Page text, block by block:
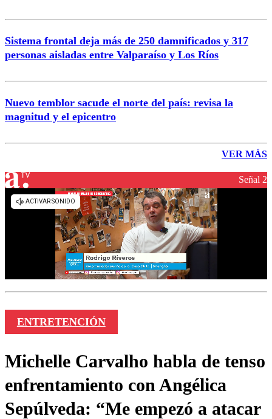
Sistema frontal deja más de 250 damnificados y 317
personas aisladas entre Valparaíso y Los Ríos
Nuevo temblor sacude el norte del país: revisa la
magnitud y el epicentro
VER MÁS
Señal 2
ENTRETENCIÓN
Michelle Carvalho habla de tenso
enfrentamiento con Angélica
Sepúlveda: “Me empezó a atacar